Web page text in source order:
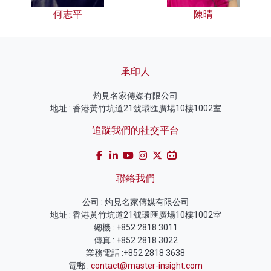
何志平 陳晴
承印人
灼見名家傳媒有限公司
地址 : 香港黃竹坑道21號環匯廣場10樓1002室
追蹤我們的社交平台
聯絡我們
公司 : 灼見名家傳媒有限公司
地址 : 香港黃竹坑道21號環匯廣場10樓1002室
總機 : +852 2818 3011
傳真 : +852 2818 3022
業務電話 :+852 2818 3638
電郵 : contact@master-insight.com